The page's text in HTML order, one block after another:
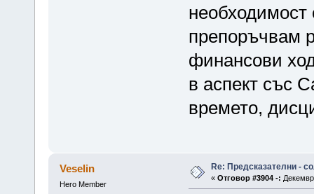
необходимост
препоръчвам
финансови
в аспект със
времето,
Veselin
Hero Member
Re: Предсказателни -
« Отговор #3904 -: